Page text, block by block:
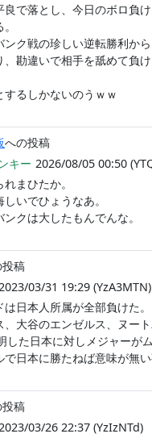
で落とし、今日のボロ負け
ク戦の珍しい逆転勝利から
勘違いで相手を舐めて負け
るしかないのうｗｗ
への投稿
キー 2026/08/05 00:50
まひたか。
いでひょうなあ。
クは大したもんでんな。
稿
2023/03/31 19:29 (YzA3MTN)
日本人所属が全部負けた。
大谷のエンゼルス、ヌート
した日本に対しメジャーが
日本に勝たねば意味が無い
稿
2023/03/26 22:37 (YzIzNTd)